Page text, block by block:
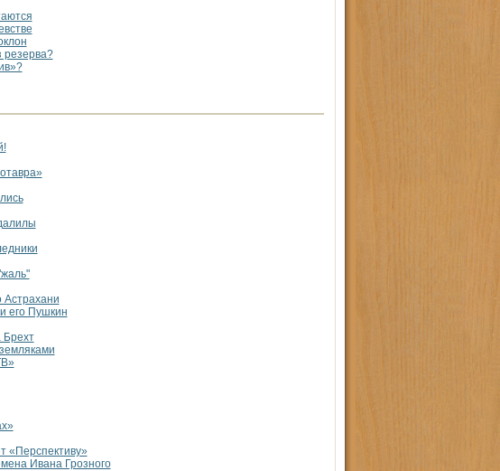
резерва?
Астрахани
его Пушкин
Брехт
«Перспективу»
Ивана Грозного